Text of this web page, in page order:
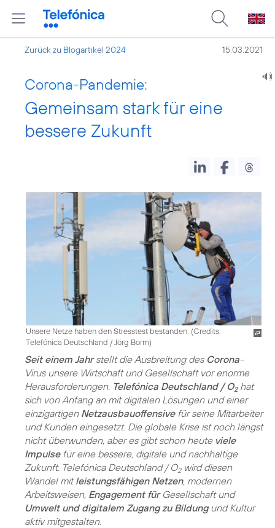
Zurück zu Blogartikel 2024 15.03.2021
Corona-Pandemie:
Gemeinsam stark für eine
bessere Zukunft
Unsere Netze haben den Stresstest bestanden. (Credits:
Telefónica Deutschland / Jörg Borm)
Seit einem Jahrstellt die Ausbreitung des Corona-
Virus unsere Wirtschaft und Gesellschaft vor enorme
Herausforderungen. Telefónica Deutschland / O2hat
sich von Anfang an mit digitalen Lösungen und einer
einzigartigen Netzausbauoffensivefür seine Mitarbeiter
und Kunden eingesetzt. Die globale Krise ist noch längst
nicht überwunden, aber es gibt schon heute viele
Impulsefür eine bessere, digitale und nachhaltige
Zukunft. Telefónica Deutschland / O2wird diesen
Wandel mitleistungsfähigen Netzen, modernen
Arbeitsweisen, Engagement fürGesellschaft und
Umwelt und digitalem Zugang zu Bildungund Kultur
aktiv mitgestalten.